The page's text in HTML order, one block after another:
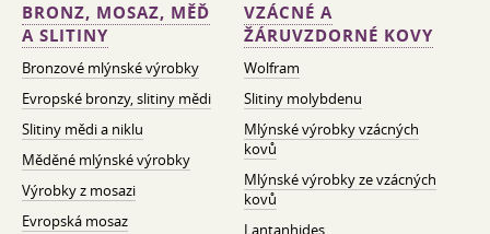
BRONZ, MOSAZ, MĚĎ
A SLITINY
Bronzové mlýnské výrobky
Evropské bronzy, slitiny mědi
Slitiny mědi a niklu
Měděné mlýnské výrobky
Výrobky z mosazi
Evropská mosaz
VZÁCNÉ A
ŽÁRUVZDORNÉ KOVY
Wolfram
Slitiny molybdenu
Mlýnské výrobky vzácných
kovů
Mlýnské výrobky ze vzácných
kovů